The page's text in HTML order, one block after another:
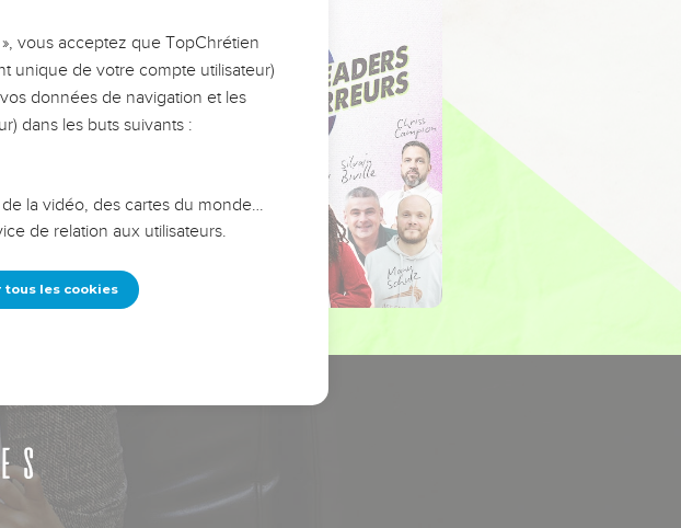
voit
vous acceptez que TopChrétien
unique de votre compte utilisateur)
données de navigation et les
dans les buts suivants :
la vidéo, des cartes du monde…
de relation aux utilisateurs.
tous les cookies